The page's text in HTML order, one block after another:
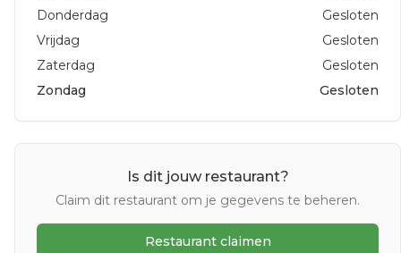
Donderdag
Gesloten
Vrijdag
Gesloten
Zaterdag
Gesloten
Zondag
Gesloten
Is dit jouw restaurant?
Claim dit restaurant om je gegevens te beheren.
Restaurant claimen